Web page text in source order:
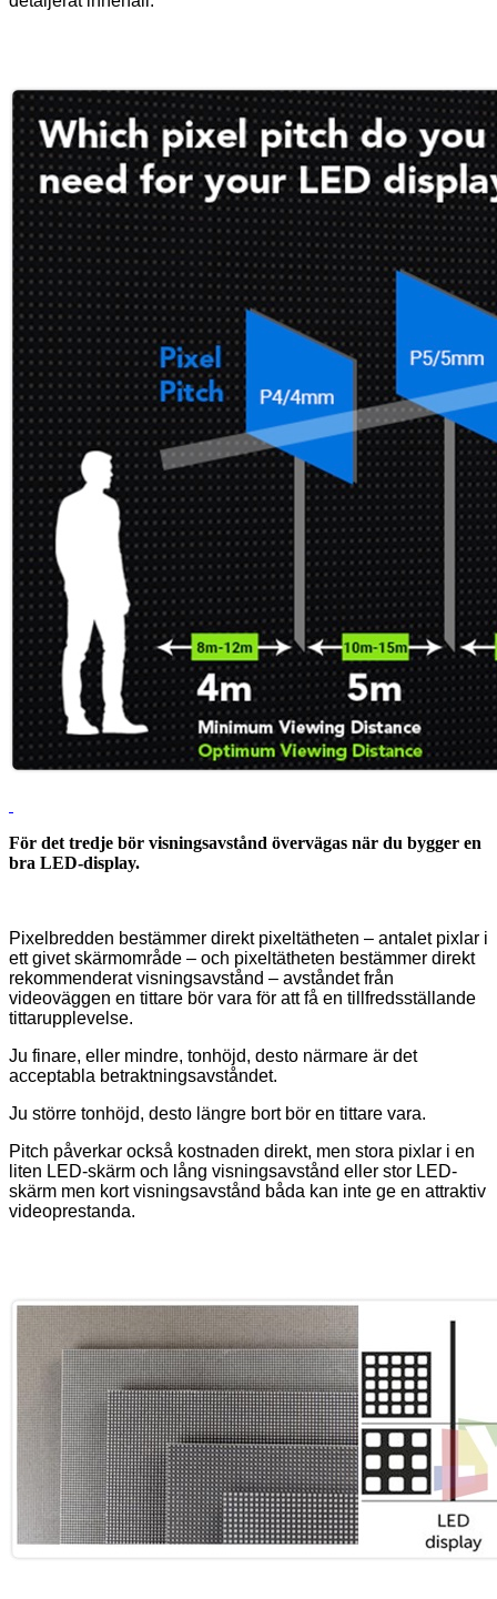
För det tredje bör visningsavstånd övervägas när du bygger en
bra LED-display.
Pixelbredden bestämmer direkt pixeltätheten – antalet pixlar i
ett givet skärmområde – och pixeltätheten bestämmer direkt
rekommenderat visningsavstånd – avståndet från
videoväggen en tittare bör vara för att få en tillfredsställande
tittarupplevelse.
Ju finare, eller mindre, tonhöjd, desto närmare är det
acceptabla betraktningsavståndet.
Ju större tonhöjd, desto längre bort bör en tittare vara.
Pitch påverkar också kostnaden direkt, men stora pixlar i en
liten LED-skärm och lång visningsavstånd eller stor LED-
skärm men kort visningsavstånd båda kan inte ge en attraktiv
videoprestanda.